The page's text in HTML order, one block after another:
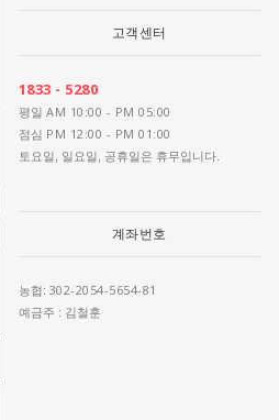
고객센터
1833 - 5280
평일 AM 10:00 - PM 05:00
점심 PM 12:00 - PM 01:00
토요일, 일요일, 공휴일은 휴무입니다.
계좌번호
농협: 302-2054-5654-81
예금주 : 김철훈